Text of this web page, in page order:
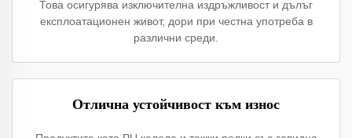
Това осигурява изключителна издръжливост и дълъг
експлоатационен живот, дори при честна употреба в
различни среди.
Отлична устойчивост към износ